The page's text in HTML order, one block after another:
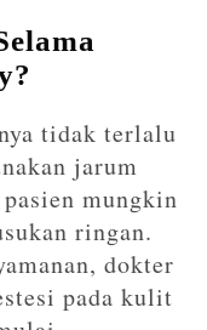
tidak terlalu
jarum
mungkin
ringan.
dokter
pada kulit